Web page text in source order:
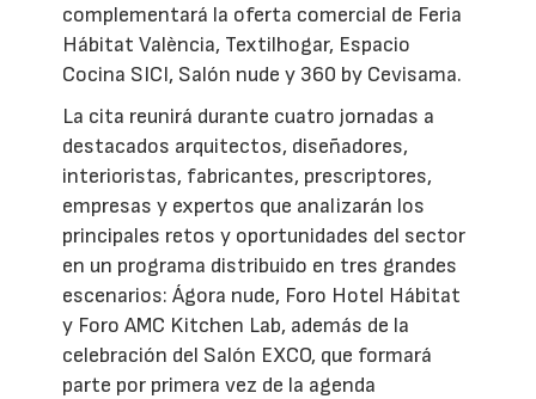
complementará la oferta comercial de Feria
Hábitat València, Textilhogar, Espacio
Cocina SICI, Salón nude y 360 by Cevisama.
La cita reunirá durante cuatro jornadas a
destacados arquitectos, diseñadores,
interioristas, fabricantes, prescriptores,
empresas y expertos que analizarán los
principales retos y oportunidades del sector
en un programa distribuido en tres grandes
escenarios: Ágora nude, Foro Hotel Hábitat
y Foro AMC Kitchen Lab, además de la
celebración del Salón EXCO, que formará
parte por primera vez de la agenda